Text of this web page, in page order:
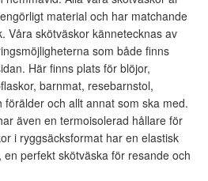
material och har matchande
Våra skötväskor kännetecknas av
som både finns
Här finns plats för blöjor,
barnmat, resebarnstol,
och allt annat som ska med.
även en termoisolerad hållare för
i ryggsäcksformat har en elastisk
perfekt skötväska för resande och